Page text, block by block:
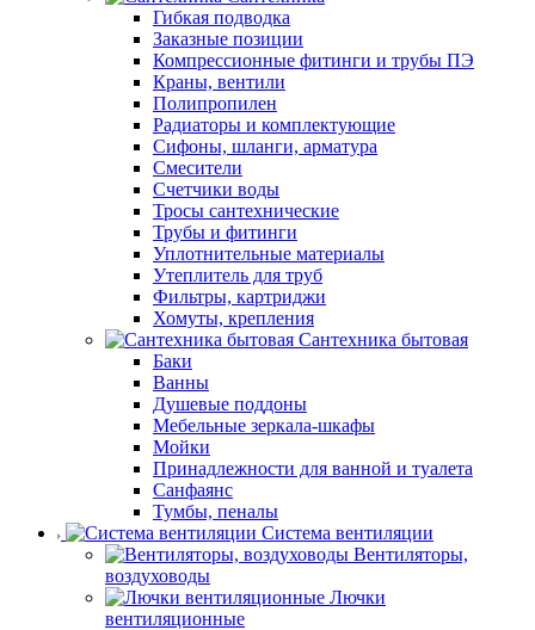
Гибкая подводка
Заказные позиции
Компрессионные фитинги и трубы ПЭ
Краны, вентили
Полипропилен
Радиаторы и комплектующие
Сифоны, шланги, арматура
Смесители
Счетчики воды
Тросы сантехнические
Трубы и фитинги
Уплотнительные материалы
Утеплитель для труб
Фильтры, картриджи
Хомуты, крепления
Сантехника бытовая
Баки
Ванны
Душевые поддоны
Мебельные зеркала-шкафы
Мойки
Принадлежности для ванной и туалета
Санфаянс
Тумбы, пеналы
Система вентиляции
Вентиляторы,
воздуховоды
Лючки
вентиляционные